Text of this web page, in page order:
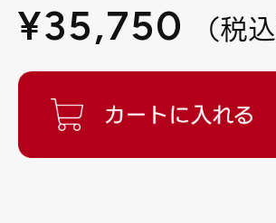
¥35,750 （税込